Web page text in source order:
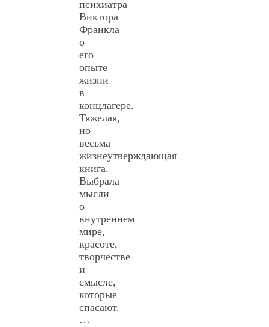
психиатра
Виктора
Франкла
о
его
опыте
жизни
в
концлагере.
Тяжелая,
но
весьма
жизнеутверждающая
книга.
Выбрала
мысли
о
внутреннем
мире,
красоте,
творчестве
и
смысле,
которые
спасают.
…